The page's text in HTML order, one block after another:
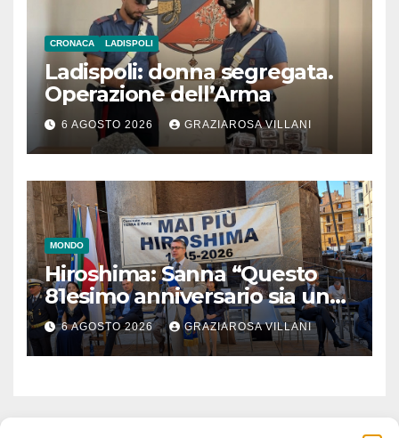
CRONACA LADISPOLI
Ladispoli: donna segregata.
Operazione dell’Arma
6 AGOSTO 2026 GRAZIAROSA VILLANI
MONDO
Hiroshima: Sanna “Questo
81esimo anniversario sia un
monito per tutti”
6 AGOSTO 2026 GRAZIAROSA VILLANI